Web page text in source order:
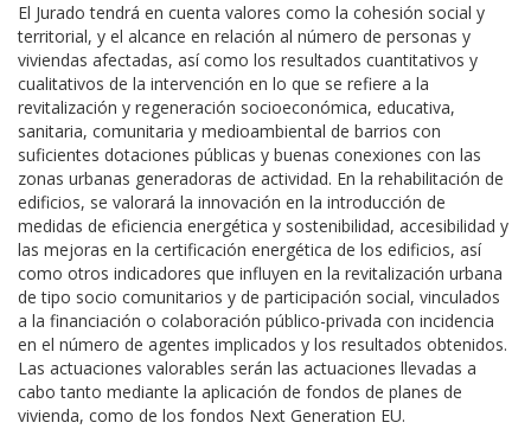
El Jurado tendrá en cuenta valores como la cohesión social y
territorial, y el alcance en relación al número de personas y
viviendas afectadas, así como los resultados cuantitativos y
cualitativos de la intervención en lo que se refiere a la
revitalización y regeneración socioeconómica, educativa,
sanitaria, comunitaria y medioambiental de barrios con
suficientes dotaciones públicas y buenas conexiones con las
zonas urbanas generadoras de actividad. En la rehabilitación de
edificios, se valorará la innovación en la introducción de
medidas de eficiencia energética y sostenibilidad, accesibilidad y
las mejoras en la certificación energética de los edificios, así
como otros indicadores que influyen en la revitalización urbana
de tipo socio comunitarios y de participación social, vinculados
a la financiación o colaboración público-privada con incidencia
en el número de agentes implicados y los resultados obtenidos.
Las actuaciones valorables serán las actuaciones llevadas a
cabo tanto mediante la aplicación de fondos de planes de
vivienda, como de los fondos Next Generation EU.